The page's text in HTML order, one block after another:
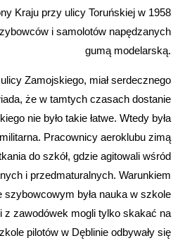
Kraju przy ulicy Toruńskiej w 1958
i samolotów napędzanych
gumą modelarską.
Zamojskiego, miał serdecznego
że w tamtych czasach dostanie
nie było takie łatwe. Wtedy była
Pracownicy aeroklubu zimą
do szkół, gdzie agitowali wśród
i przedmaturalnych. Warunkiem
szybowcowym była nauka w szkole
z zawodówek mogli tylko skakać na
pilotów w Dęblinie odbywały się